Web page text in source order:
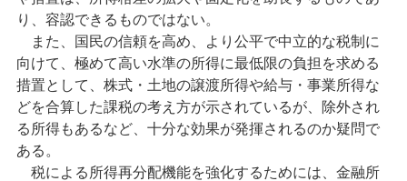
り、容認できるものではない。
また、国民の信頼を高め、より公平で中立的な税制に
向けて、極めて高い水準の所得に最低限の負担を求める
措置として、株式・土地の譲渡所得や給与・事業所得な
どを合算した課税の考え方が示されているが、除外され
る所得もあるなど、十分な効果が発揮されるのか疑問で
ある。
税による所得再分配機能を強化するためには、金融所